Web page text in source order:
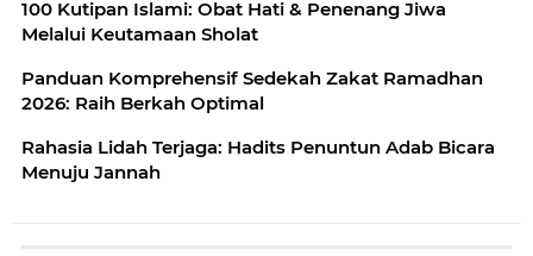
100 Kutipan Islami: Obat Hati & Penenang Jiwa
Melalui Keutamaan Sholat
Panduan Komprehensif Sedekah Zakat Ramadhan
2026: Raih Berkah Optimal
Rahasia Lidah Terjaga: Hadits Penuntun Adab Bicara
Menuju Jannah